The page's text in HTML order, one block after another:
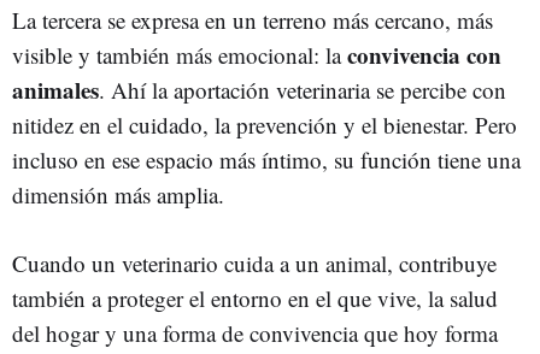
La tercera se expresa en un terreno más cercano, más
visible y también más emocional: laconvivencia con
animales. Ahí la aportación veterinaria se percibe con
nitidez en el cuidado, la prevención y el bienestar. Pero
incluso en ese espacio más íntimo, su función tiene una
dimensión más amplia.
Cuando un veterinario cuida a un animal, contribuye
también a proteger el entorno en el que vive, la salud
del hogar y una forma de convivencia que hoy forma